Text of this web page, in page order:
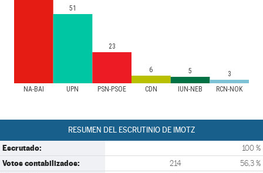
NA-BAI UPN PSN-PSOE CDN IUN-NEB RCN-NOK
51
23
6 5 3
RESUMEN DEL ESCRUTINIO DE IMOTZ
Escrutado: 100 %
Votos contabilizados: 214 56,3 %